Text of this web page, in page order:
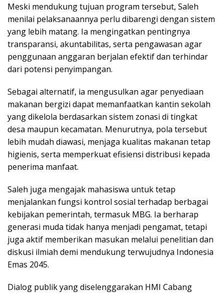
Meski mendukung tujuan program tersebut, Saleh
menilai pelaksanaannya perlu dibarengi dengan sistem
yang lebih matang. Ia mengingatkan pentingnya
transparansi, akuntabilitas, serta pengawasan agar
penggunaan anggaran berjalan efektif dan terhindar
dari potensi penyimpangan.
Sebagai alternatif, ia mengusulkan agar penyediaan
makanan bergizi dapat memanfaatkan kantin sekolah
yang dikelola berdasarkan sistem zonasi di tingkat
desa maupun kecamatan. Menurutnya, pola tersebut
lebih mudah diawasi, menjaga kualitas makanan tetap
higienis, serta memperkuat efisiensi distribusi kepada
penerima manfaat.
Saleh juga mengajak mahasiswa untuk tetap
menjalankan fungsi kontrol sosial terhadap berbagai
kebijakan pemerintah, termasuk MBG. Ia berharap
generasi muda tidak hanya menjadi pengamat, tetapi
juga aktif memberikan masukan melalui penelitian dan
diskusi ilmiah demi mendukung terwujudnya Indonesia
Emas 2045.
Dialog publik yang diselenggarakan HMI Cabang